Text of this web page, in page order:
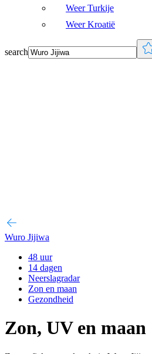
Weer Turkije
Weer Kroatië
search
Wuro Jijiwa
48 uur
14 dagen
Neerslagradar
Zon en maan
Gezondheid
Zon, UV en maan